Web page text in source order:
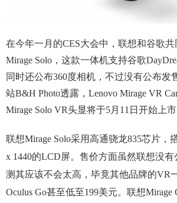
在今年一月的CES大会中，联想和谷歌
Mirage Solo，这款一体机支持谷歌
同时还公布360度相机，不过没有公布发
站B&H Photo透露，Lenovo Mirage VR
Mirage Solo VR头显将于5月11日开始上市
联想Mirage Solo采用高通骁龙835芯片，
x 1440的LCD屏。售价方面虽然联想没
测其应该不会太高，毕竟其他品牌的VR
Oculus Go甚至低至199美元。联想Mirage